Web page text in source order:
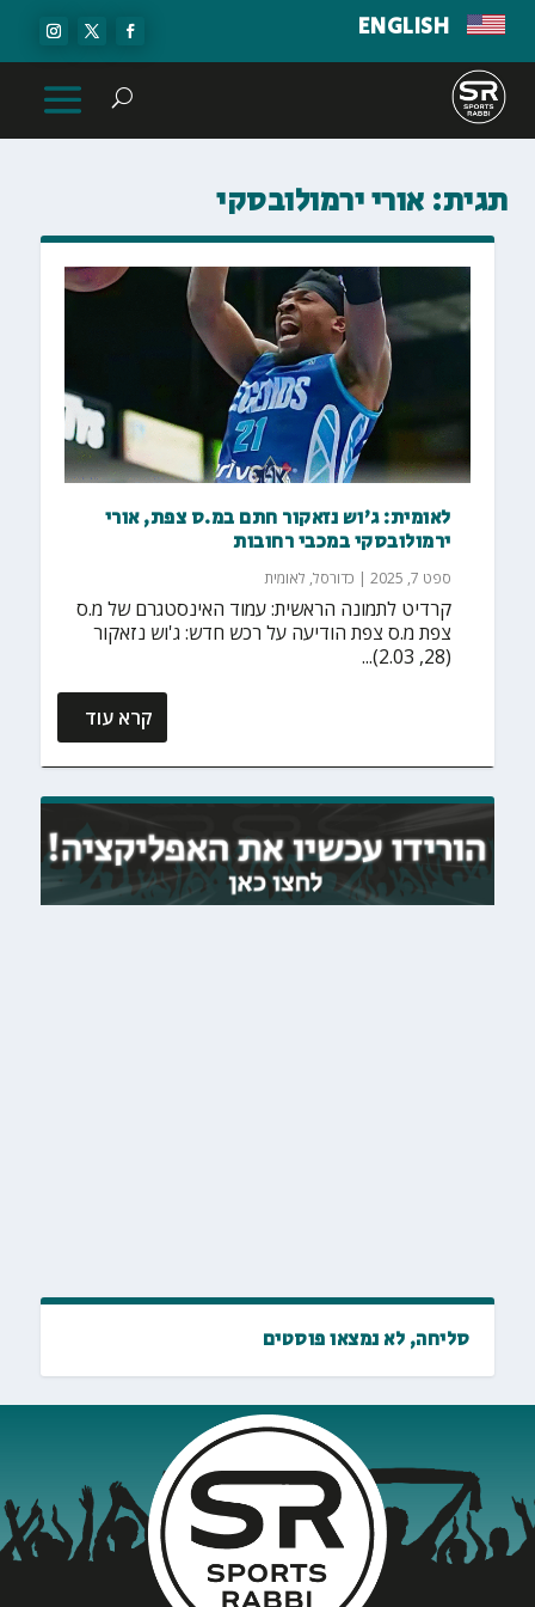
ENGLISH
תגית: אורי ירמולובסקי
לאומית: ג'וש נזאקור חתם במ.ס צפת, אורי
ירמולובסקי במכבי רחובות
ספט 7, 2025 | כדורסל, לאומית
קרדיט לתמונה הראשית: עמוד האינסטגרם של מ.ס
צפת מ.ס צפת הודיעה על רכש חדש: ג'וש נזאקור
(28, 2.03)...
קרא עוד
סליחה, לא נמצאו פוסטים